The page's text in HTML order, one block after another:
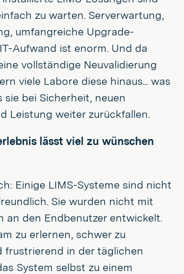
zu warten. Serverwartung,
umfangreiche Upgrade-
Aufwand ist enorm. Und da
vollständige Neuvalidierung
viele Labore diese hinaus... was
sie bei Sicherheit, neuen
Leistung weiter zurückfallen.
lässt viel zu wünschen
Einige LIMS-Systeme sind nicht
Sie wurden nicht mit
an den Endbenutzer entwickelt.
zu erlernen, schwer zu
frustrierend in der täglichen
System selbst zu einem